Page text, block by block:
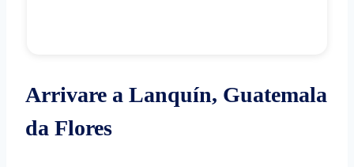
Arrivare a Lanquín, Guatemala
da Flores